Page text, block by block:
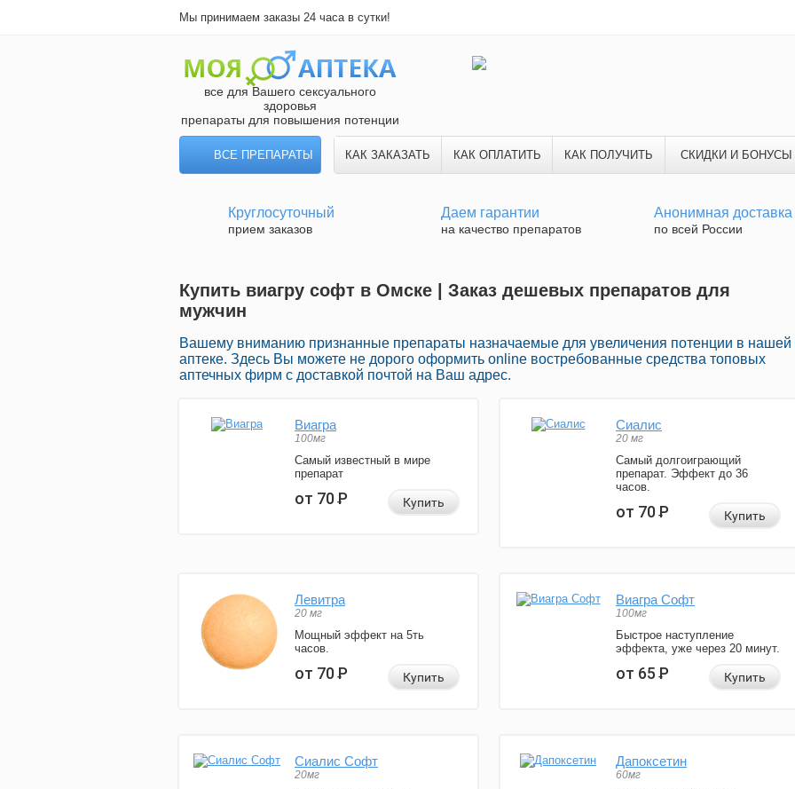
Мы принимаем заказы 24 часа в сутки!
все для Вашего сексуального
здоровья
препараты для повышения потенции
ВСЕ ПРЕПАРАТЫ КАК ЗАКАЗАТЬ КАК ОПЛАТИТЬ КАК ПОЛУЧИТЬ СКИДКИ И БОНУСЫ
Круглосуточный
прием заказов
Даем гарантии
на качество препаратов
Анонимная доставка
по всей России
Купить виагру софт в Омске | Заказ дешевых препаратов для
мужчин
Вашему вниманию признанные препараты назначаемые для увеличения потенции в нашей
аптеке. Здесь Вы можете не дорого оформить online востребованные средства топовых
аптечных фирм с доставкой почтой на Ваш адрес.
Виагра
100мг
Самый известный в мире
препарат
от 70Р Купить
Сиалис
20 мг
Самый долгоиграющий
препарат. Эффект до 36
часов.
от 70Р Купить
Левитра
20 мг
Мощный эффект на 5ть
часов.
от 70Р Купить
Виагра Софт
100мг
Быстрое наступление
эффекта, уже через 20 минут.
от 65Р Купить
Сиалис Софт
20мг
Дапоксетин
60мг